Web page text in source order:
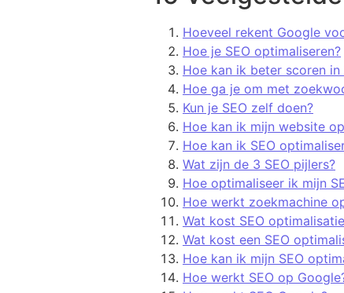
Hoeveel rekent Google
Hoe je SEO optimaliseren?
Hoe kan ik beter scoren in
Hoe ga je om met
Kun je SEO zelf doen?
Hoe kan ik mijn website
Hoe kan ik SEO
Wat zijn de 3 SEO pijlers?
Hoe optimaliseer ik mijn
Hoe werkt zoekmachine
Wat kost SEO
Wat kost een SEO
Hoe kan ik mijn SEO
Hoe werkt SEO op